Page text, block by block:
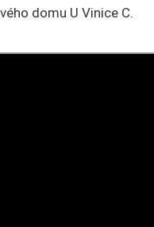
domu U Vinice C.